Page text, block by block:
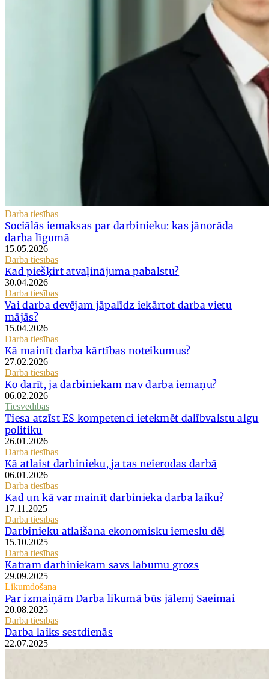
Darba tiesības
Sociālās iemaksas par darbinieku: kas jānorāda
darba līgumā
15.05.2026
Darba tiesības
Kad piešķirt atvaļinājuma pabalstu?
30.04.2026
Darba tiesības
Vai darba devējam jāpalīdz iekārtot darba vietu
mājās?
15.04.2026
Darba tiesības
Kā mainīt darba kārtības noteikumus?
27.02.2026
Darba tiesības
Ko darīt, ja darbiniekam nav darba iemaņu?
06.02.2026
Tiesvedības
Tiesa atzīst ES kompetenci ietekmēt dalībvalstu algu
politiku
26.01.2026
Darba tiesības
Kā atlaist darbinieku, ja tas neierodas darbā
06.01.2026
Darba tiesības
Kad un kā var mainīt darbinieka darba laiku?
17.11.2025
Darba tiesības
Darbinieku atlaišana ekonomisku iemeslu dēļ
15.10.2025
Darba tiesības
Katram darbiniekam savs labumu grozs
29.09.2025
Likumdošana
Par izmaiņām Darba likumā būs jālemj Saeimai
20.08.2025
Darba tiesības
Darba laiks sestdienās
22.07.2025